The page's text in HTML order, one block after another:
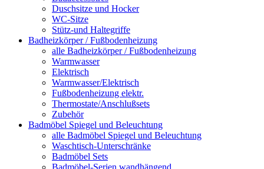
Duschsitze und Hocker
WC-Sitze
Stütz-und Haltegriffe
Badheizkörper / Fußbodenheizung
alle Badheizkörper / Fußbodenheizung
Warmwasser
Elektrisch
Warmwasser/Elektrisch
Fußbodenheizung elektr.
Thermostate/Anschlußsets
Zubehör
Badmöbel Spiegel und Beleuchtung
alle Badmöbel Spiegel und Beleuchtung
Waschtisch-Unterschränke
Badmöbel Sets
Badmöbel-Serien wandhängend